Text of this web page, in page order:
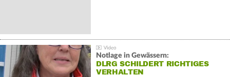
Notlage in Gewässern:
DLRG SCHILDERT RICHTIGES
VERHALTEN